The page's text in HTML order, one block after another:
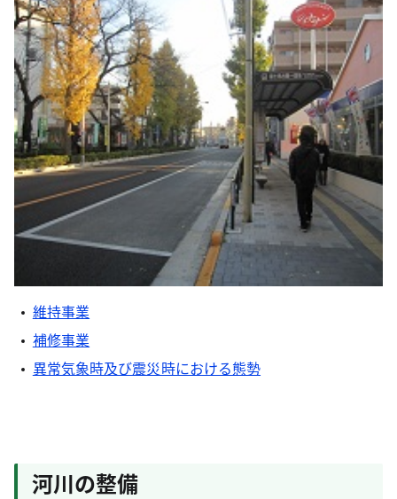
維持事業
補修事業
異常気象時及び震災時における態勢
河川の整備